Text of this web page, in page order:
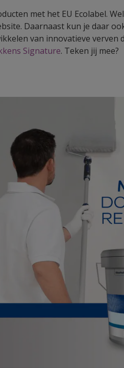
met het EU Ecolabel.
Daarnaast kun je daar
van innovatieve verven
Signature. Teken jij mee?